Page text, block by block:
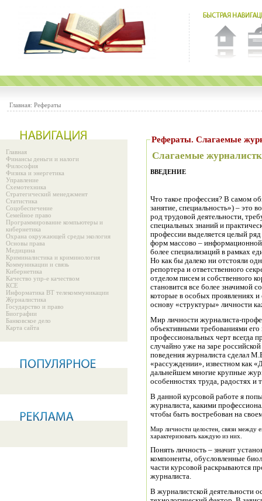
Главная: Рефераты
Главная
Финансы деньги и налоги
Философия
Физика и энергетика
Управление
Схемотехника
Стратегический менеджмент
Статистика
Соцобеспечение
Семейное право
Программирование компьютеры и
кибернетика
Охрана окружающей среды экология
Основы права
Медицина
Криминалистика и криминология
Коммуникации и связь
Кибернетика
Качество упр-е качеством
КСЕ
Информатика ВТ телекоммуникации
Журналистика
Государство и право
Биографии
Банковское дело
Карта сайта
Рефераты.
Слагаемые
ВВЕДЕНИЕ
Что такое профессия? В самом
занятие, специальность») – это
род трудовой деятельности,
специальных знаний и
профессии выделяется целый
форм массово – информационной
более специализаций в рамках
Но как бы далеко ни отстояли
репортера и ответственного
отделом писем и собственного
становится все более значимой
которые в особых проявлениях и
основу «структуры» личности
Мир личности журналиста-
объективными требованиями
профессиональных черт всегда
случайно уже на заре
поведения журналиста сделал
«рассуждении», известном как
дальнейшем многие крупные
особенностях труда, радостях и
В данной курсовой работе я
журналиста, какими
чтобы быть востребован на
Мир личности целостен, связи между
характеризовать каждую из них.
Понять личность – значит
компоненты, обусловленные
части курсовой раскрываются
журналиста.
В журналистской деятельности